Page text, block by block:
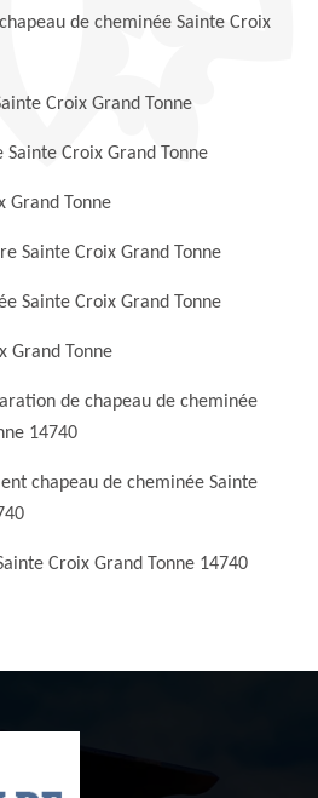
de cheminée Sainte Croix
Croix Grand Tonne
Croix Grand Tonne
Grand Tonne
Sainte Croix Grand Tonne
Sainte Croix Grand Tonne
Grand Tonne
de chapeau de cheminée
14740
chapeau de cheminée Sainte
Croix Grand Tonne 14740